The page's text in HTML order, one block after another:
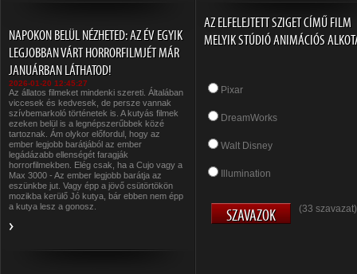
NAPOKON BELÜL NÉZHETED: AZ ÉV EGYIK
LEGJOBBAN VÁRT HORRORFILMJÉT MÁR
JANUÁRBAN LÁTHATOD!
2026-01-20 12:45:27
Az állatos filmeket mindenki szereti. Általában
viccesek és kedvesek, de persze vannak
szívbemarkoló történetek is. A kutyás filmek
ezeken belül is a legnépszerűbbek közé
tartoznak. Ám olykor előfordul, hogy az
ember legjobb barátjából az ember
legádázabb ellenségét faragják
horrorfilmekben. Elég csak, ha a Cujo vagy a
Max 3000 - Az ember legjobb barátja az
eszünkbe jut. Vagy épp a jövő csütörtökön
mozikba kerülő Jó kutya, bár ebben nem épp
a kutya lesz a gonosz.
AZ ELFELEJTETT SZIGET CÍMŰ FILM
MELYIK STÚDIÓ ANIMÁCIÓS
Pixar
DreamWorks
Walt Disney
Illumination
(33 szavazat)